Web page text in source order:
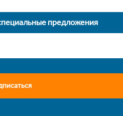
предложения